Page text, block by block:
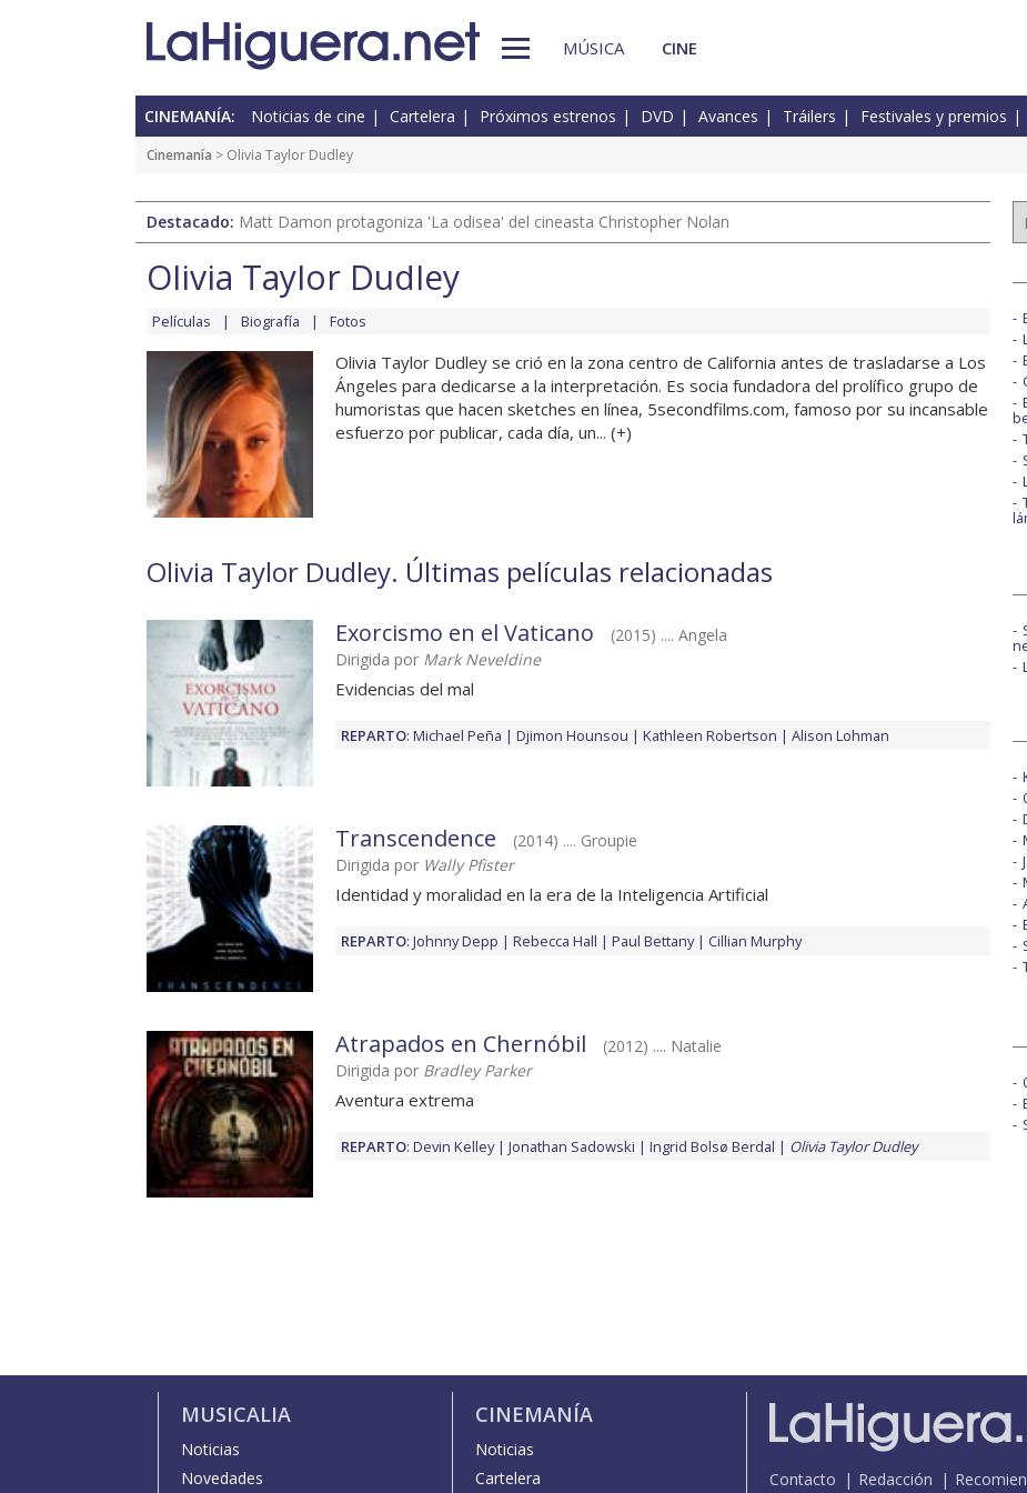
MÚSICA CINE
CINEMANÍA: Noticias de cine Cartelera Próximos estrenos DVD Avances Tráilers Festivales y premios
Cinemanía > Olivia Taylor Dudley
Destacado: Matt Damon protagoniza 'La odisea' del cineasta Christopher Nolan
Olivia Taylor Dudley
Películas Biografía Fotos
Olivia Taylor Dudley se crió en la zona centro de California antes de trasladarse a Los
Ángeles para dedicarse a la interpretación. Es socia fundadora del prolífico grupo de
humoristas que hacen sketches en línea, 5secondfilms.com, famoso por su incansable
esfuerzo por publicar, cada día, un... (+)
Olivia Taylor Dudley. Últimas películas relacionadas
Exorcismo en el Vaticano
(2015) .... Angela
Dirigida por Mark Neveldine
Evidencias del mal
REPARTO: Michael Peña Djimon Hounsou Kathleen Robertson Alison Lohman
Transcendence
(2014) .... Groupie
Dirigida por Wally Pfister
Identidad y moralidad en la era de la Inteligencia Artificial
REPARTO: Johnny Depp Rebecca Hall Paul Bettany Cillian Murphy
Atrapados en Chernóbil
(2012) .... Natalie
Dirigida por Bradley Parker
Aventura extrema
REPARTO: Devin Kelley Jonathan Sadowski Ingrid Bolsø Berdal Olivia Taylor Dudley
MUSICALIA
Noticias
Novedades
CINEMANÍA
Noticias
Cartelera
Contacto Redacción